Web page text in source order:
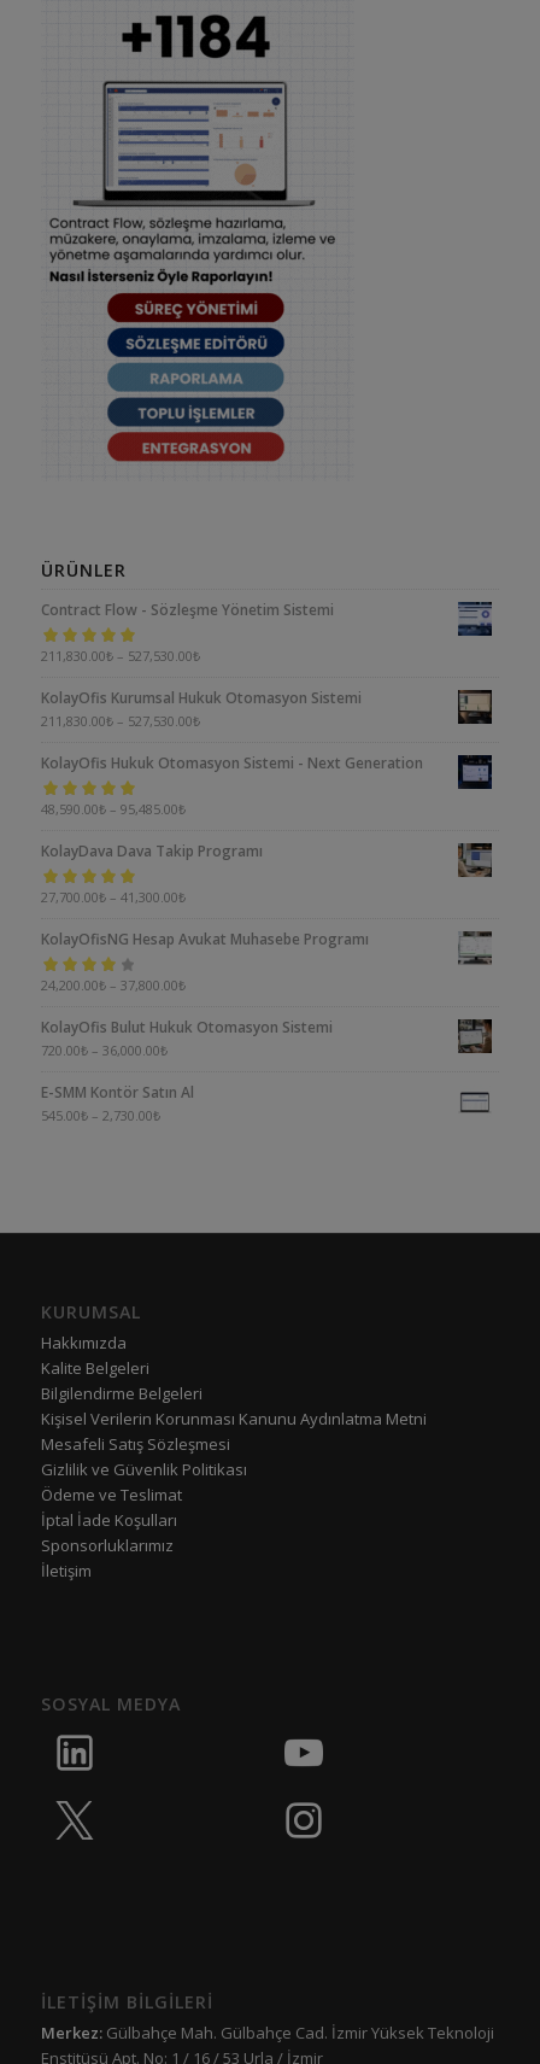
ÜRÜNLER
Contract Flow - Sözleşme Yönetim Sistemi
5 üzerinden
211,830.00₺ – 527,530.00₺
KolayOfis Kurumsal Hukuk Otomasyon Sistemi
211,830.00₺ – 527,530.00₺
KolayOfis Hukuk Otomasyon Sistemi - Next Generation
5 üzerinden
48,590.00₺ – 95,485.00₺
KolayDava Dava Takip Programı
5 üzerinden
27,700.00₺ – 41,300.00₺
KolayOfisNG Hesap Avukat Muhasebe Programı
5
4.00oy aldı
24,200.00₺ – 37,800.00₺
KolayOfis Bulut Hukuk Otomasyon Sistemi
720.00₺ – 36,000.00₺
E-SMM Kontör Satın Al
545.00₺ – 2,730.00₺
KURUMSAL
Hakkımızda
Kalite Belgeleri
Bilgilendirme Belgeleri
Kişisel Verilerin Korunması Kanunu Aydınlatma Metni
Mesafeli Satış Sözleşmesi
Gizlilik ve Güvenlik Politikası
Ödeme ve Teslimat
İptal İade Koşulları
Sponsorluklarımız
İletişim
SOSYAL MEDYA
İLETİŞİM BİLGİLERİ
Merkez:Gülbahçe Mah. Gülbahçe Cad. İzmir Yüksek Teknoloji
Enstitüsü Apt. No: 1 / 16 / 53 Urla / İzmir